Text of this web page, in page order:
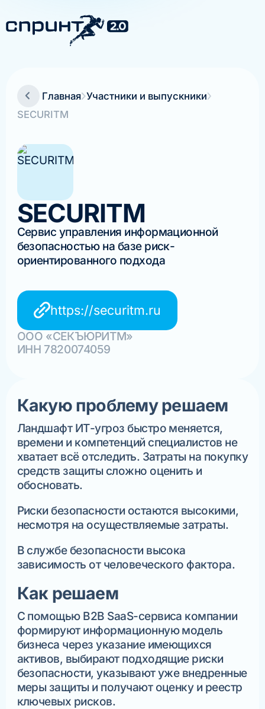
Главная Участники и выпускники
SECURITM
SECURITM
Сервис управления информационной
безопасностью на базе риск-
ориентированного подхода
https://securitm.ru
ООО «СЕКЪЮРИТМ»
ИНН 7820074059
Какую проблему решаем
Ландшафт ИТ-угроз быстро меняется,
времени и компетенций специалистов не
хватает всё отследить. Затраты на покупку
средств защиты сложно оценить и
обосновать.
Риски безопасности остаются высокими,
несмотря на осуществляемые затраты.
В службе безопасности высока
зависимость от человеческого фактора.
Как решаем
С помощью B2B SaaS-сервиса компании
формируют информационную модель
бизнеса через указание имеющихся
активов, выбирают подходящие риски
безопасности, указывают уже внедренные
меры защиты и получают оценку и реестр
ключевых рисков.